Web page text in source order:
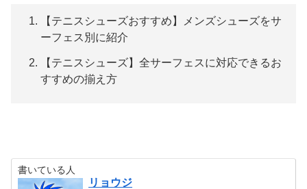
【テニスシューズおすすめ】メンズシューズをサ
ーフェス別に紹介
【テニスシューズ】全サーフェスに対応できるお
すすめの揃え方
書いている人
リョウジ